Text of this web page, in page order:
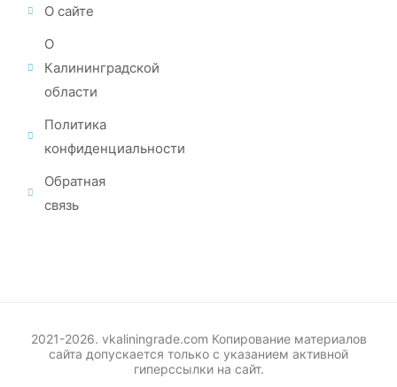
О сайте
О
Калининградской
области
Политика
конфиденциальности
Обратная
связь
2021-2026. vkaliningrade.com Копирование материалов
сайта допускается только с указанием активной
гиперссылки на сайт.